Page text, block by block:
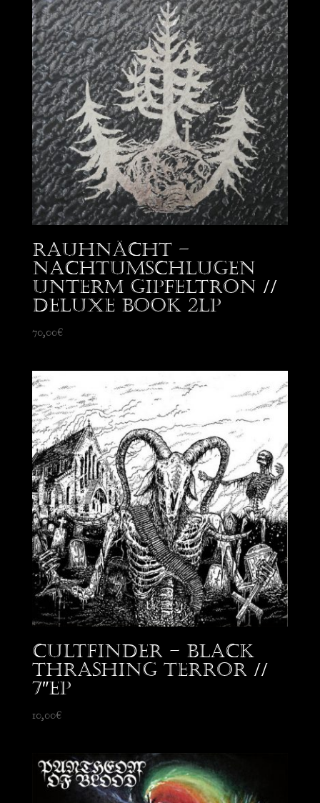
Rauhnächt –
Nachtumschlugen
Unterm Gipfeltron //
Deluxe Book 2LP
70,00€
Cultfinder – Black
Thrashing Terror //
7″EP
10,00€